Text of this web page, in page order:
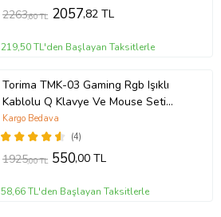
2263,60 TL 2057,82 TL
219,50 TL'den Başlayan Taksitlerle
Torima TMK-03 Gaming Rgb Işıklı
Kablolu Q Klavye Ve Mouse Seti
Beyaz
(4)
Kargo Bedava
1925,00 TL 550,00 TL
58,66 TL'den Başlayan Taksitlerle